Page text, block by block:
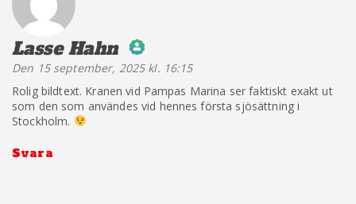
Lasse Hahn säger:
The Real Person Badge!
Den 15 september, 2025 kl. 16:15
Rolig bildtext. Kranen vid Pampas Marina ser faktiskt exakt ut
som den som användes vid hennes första sjösättning i
Stockholm.
Svara